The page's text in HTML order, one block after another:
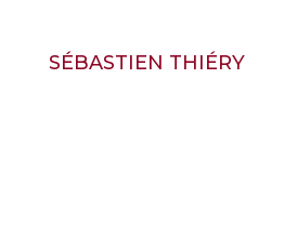
SÉBASTIEN THIÉRY